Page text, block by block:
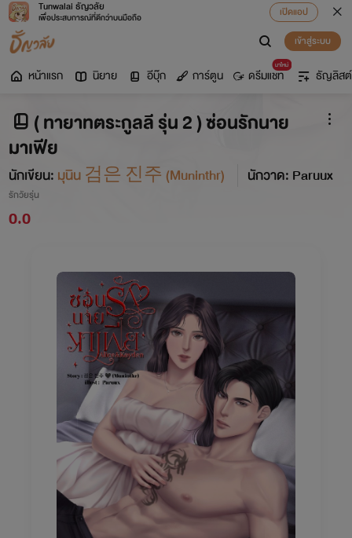
Tunwalai ธัญวลัย
เพื่อประสบการณ์ที่ดีกว่าบนมือถือ
เปิดแอป
เข้าสู่ระบบ
หน้าแรก นิยาย อีบุ๊ก การ์ตูน
มาใหม่
ดรีมแชท ธัญลิสต์
( ทายาทตระกูลลี รุ่น 2 ) ซ่อนรักนาย
มาเฟีย
นักเขียน: มุนิน 검은 진주 (Muninthr) นักวาด: Paruux
รักวัยรุ่น
0.0